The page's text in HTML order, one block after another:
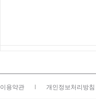
이용약관 | 개인정보처리방침